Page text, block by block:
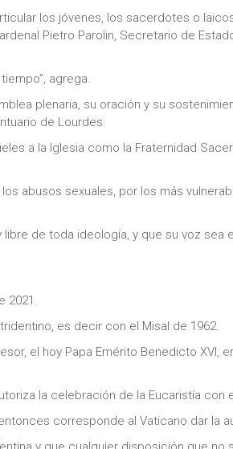
los jóvenes, los sacerdotes o
Pietro Parolin, Secretario de
agrega.
plenaria, su oración y su
de Lourdes.
a la Iglesia como la Fraternidad
abusos sexuales, por los más
de toda ideología, y que su voz sea
2021.
es decir con el Misal de 1962.
el hoy Papa Emérito Benedicto XVI,
la celebración de la Eucaristía con
corresponde al Vaticano dar la